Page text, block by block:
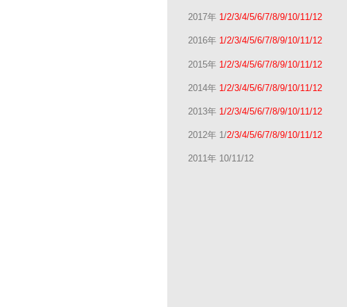
2017年 1/2/3/4/5/6/7/8/9/10/11/12
2016年 1/2/3/4/5/6/7/8/9/10/11/12
2015年 1/2/3/4/5/6/7/8/9/10/11/12
2014年 1/2/3/4/5/6/7/8/9/10/11/12
2013年 1/2/3/4/5/6/7/8/9/10/11/12
2012年 1/2/3/4/5/6/7/8/9/10/11/12
2011年 10/11/12